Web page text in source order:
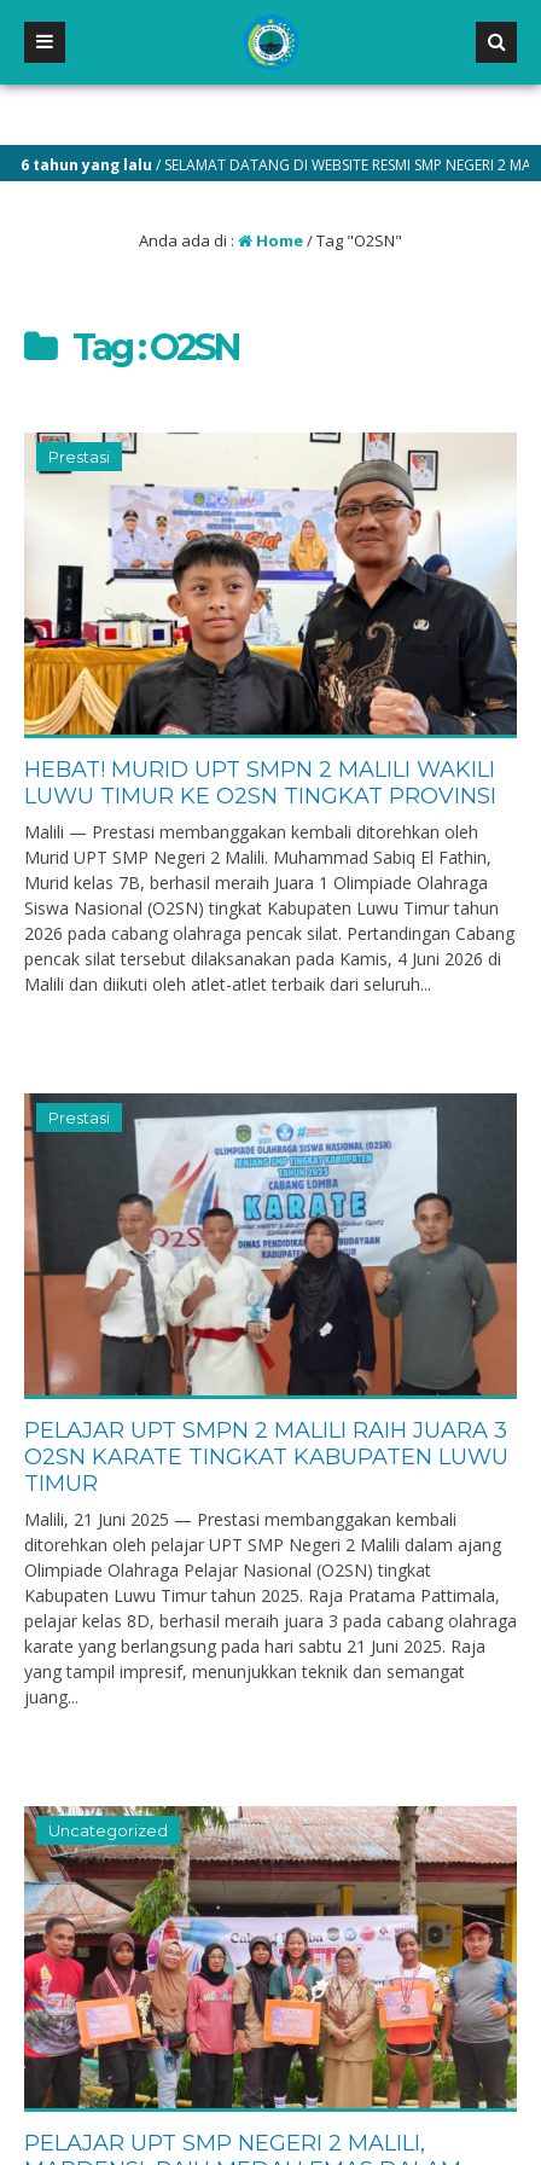
yang lalu/ SELAMAT DATANG DI WEBSITE RESMI SMP NEGERI 2 MALILI
Anda ada di : Home/Tag "O2SN"
Tag : O2SN
Prestasi
HEBAT! MURID UPT SMPN 2 MALILI WAKILI
LUWU TIMUR KE O2SN TINGKAT PROVINSI
Malili — Prestasi membanggakan kembali ditorehkan oleh
Murid UPT SMP Negeri 2 Malili. Muhammad Sabiq El Fathin,
Murid kelas 7B, berhasil meraih Juara 1 Olimpiade Olahraga
Siswa Nasional (O2SN) tingkat Kabupaten Luwu Timur tahun
2026 pada cabang olahraga pencak silat. Pertandingan Cabang
pencak silat tersebut dilaksanakan pada Kamis, 4 Juni 2026 di
Malili dan diikuti oleh atlet-atlet terbaik dari seluruh...
Prestasi
PELAJAR UPT SMPN 2 MALILI RAIH JUARA 3
O2SN KARATE TINGKAT KABUPATEN LUWU
TIMUR
Malili, 21 Juni 2025 — Prestasi membanggakan kembali
ditorehkan oleh pelajar UPT SMP Negeri 2 Malili dalam ajang
Olimpiade Olahraga Pelajar Nasional (O2SN) tingkat
Kabupaten Luwu Timur tahun 2025. Raja Pratama Pattimala,
pelajar kelas 8D, berhasil meraih juara 3 pada cabang olahraga
karate yang berlangsung pada hari sabtu 21 Juni 2025. Raja
yang tampil impresif, menunjukkan teknik dan semangat
juang...
Uncategorized
PELAJAR UPT SMP NEGERI 2 MALILI,